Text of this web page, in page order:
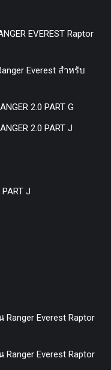
EVEREST Raptor
Everest สำหรับ
2.0 PART G
2.0 PART J
J
Everest Raptor
Everest Raptor